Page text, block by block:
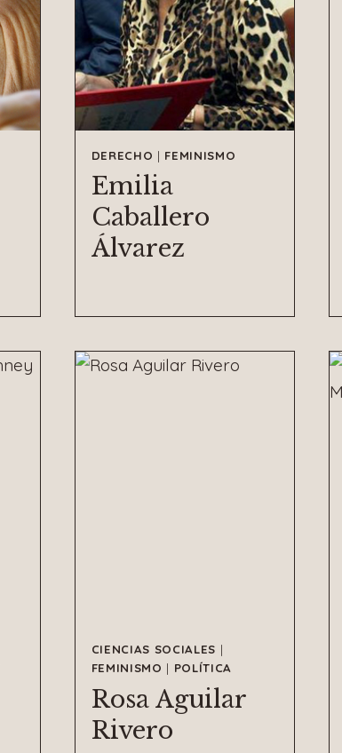
DERECHO | FEMINISMO
Emilia
Caballero
Álvarez
CIENCIAS SOCIALES |
FEMINISMO | POLÍTICA
Rosa Aguilar
Rivero